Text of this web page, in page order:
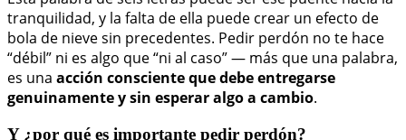
tranquilidad, y la falta de ella puede crear un efecto de
bola de nieve sin precedentes. Pedir perdón no te hace
“débil” ni es algo que “ni al caso” — más que una palabra,
es una acción conscienteque debe entregarse
genuinamente y sin esperar algo a cambio.
Y ¿por qué es importante pedir perdón?